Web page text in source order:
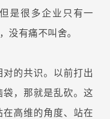
是很多企业只有一
没有痛不叫舍。
的共识。以前打出
，那就是乱砍。这
高维的角度、站在